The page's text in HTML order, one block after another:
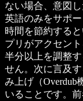
ない場合、意図
英語のみをサポ
時間を節約する
プリがアクセン
半分以上を調整
せん。次に言及
み上げ（Overdub
いることです。